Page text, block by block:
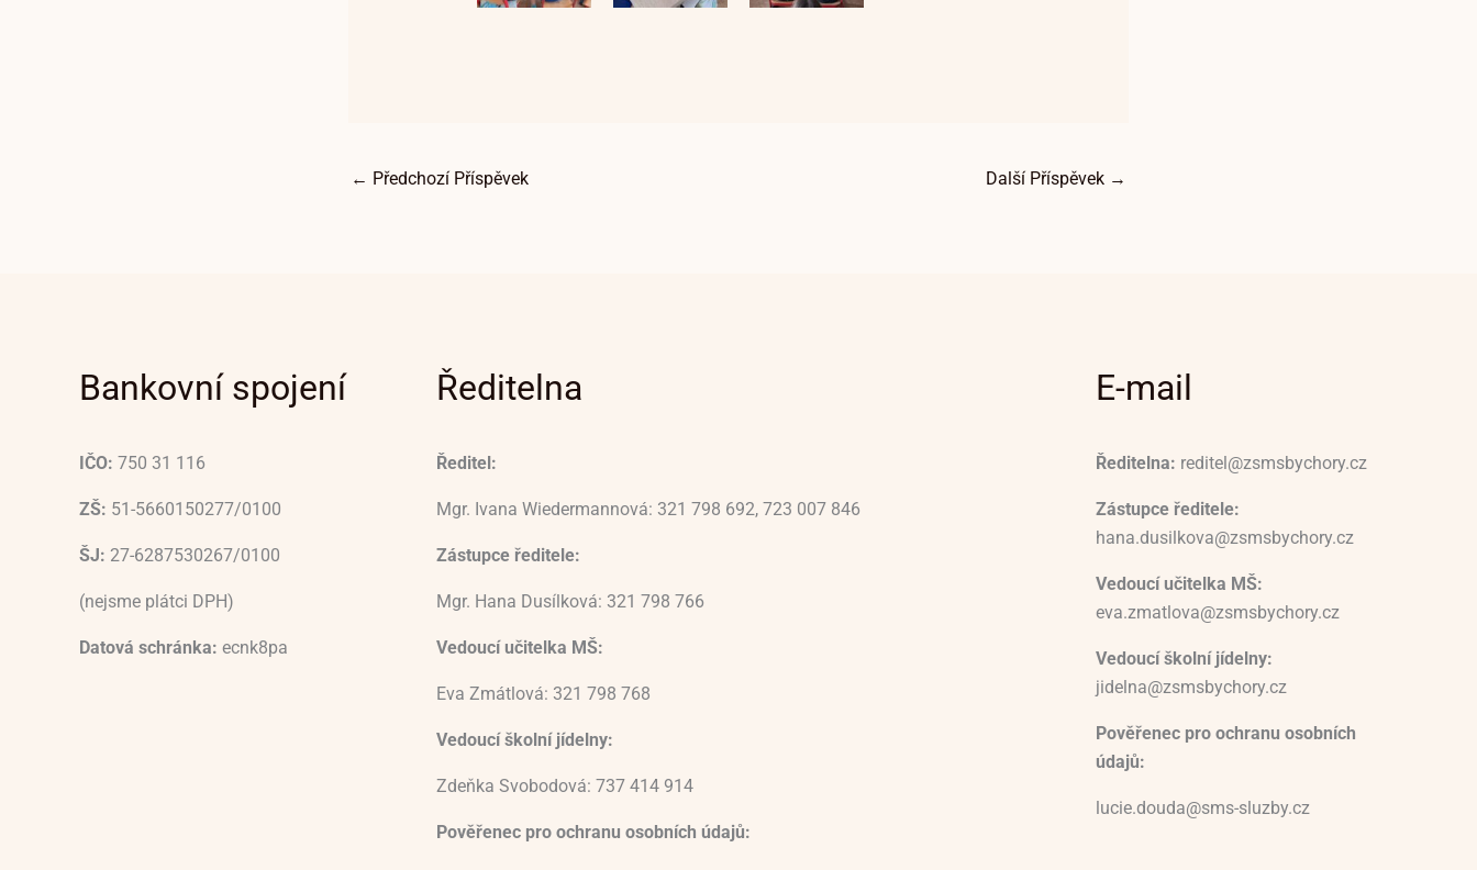
← Předchozí Příspěvek Další Příspěvek →
Bankovní spojení
IČO: 750 31 116
ZŠ: 51-5660150277/0100
ŠJ: 27-6287530267/0100
(nejsme plátci DPH)
Datová schránka: ecnk8pa
Ředitelna
Ředitel:
Mgr. Ivana Wiedermannová: 321 798 692, 723 007 846
Zástupce ředitele:
Mgr. Hana Dusílková: 321 798 766
Vedoucí učitelka MŠ:
Eva Zmátlová: 321 798 768
Vedoucí školní jídelny:
Zdeňka Svobodová: 737 414 914
Pověřenec pro ochranu osobních údajů:
E-mail
Ředitelna: reditel@zsmsbychory.cz
Zástupce ředitele:
hana.dusilkova@zsmsbychory.cz
Vedoucí učitelka MŠ:
eva.zmatlova@zsmsbychory.cz
Vedoucí školní jídelny:
jidelna@zsmsbychory.cz
Pověřenec pro ochranu osobních
údajů:
lucie.douda@sms-sluzby.cz